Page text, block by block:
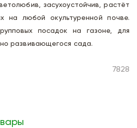
засухоустойчив, растёт
на любой окультуренной почве.
посадок на газоне, для
развивающегося сада.
7828